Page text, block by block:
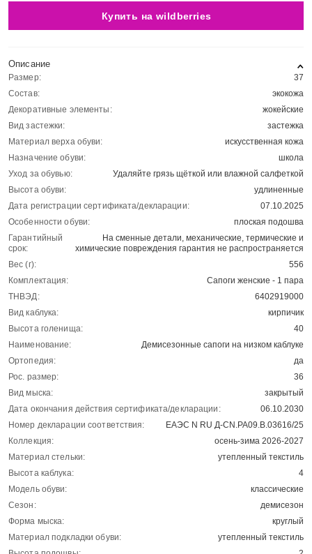
Купить на wildberries
Описание
Размер:
37
Состав:
экокожа
Декоративные элементы:
жокейские
Вид застежки:
застежка
Материал верха обуви:
искусственная кожа
Назначение обуви:
школа
Уход за обувью:
Удаляйте грязь щёткой или влажной салфеткой
Высота обуви:
удлиненные
Дата регистрации сертификата/декларации:
07.10.2025
Особенности обуви:
плоская подошва
Гарантийный
срок:
На сменные детали, механические, термические и
химические повреждения гарантия не распространяется
Вес (г):
556
Комплектация:
Сапоги женские - 1 пара
ТНВЭД:
6402919000
Вид каблука:
кирпичик
Высота голенища:
40
Наименование:
Демисезонные сапоги на низком каблуке
Ортопедия:
да
Рос. размер:
36
Вид мыска:
закрытый
Дата окончания действия сертификата/декларации:
06.10.2030
Номер декларации соответствия:
ЕАЭС N RU Д-CN.РА09.В.03616/25
Коллекция:
осень-зима 2026-2027
Материал стельки:
утепленный текстиль
Высота каблука:
4
Модель обуви:
классические
Сезон:
демисезон
Форма мыска:
круглый
Материал подкладки обуви:
утепленный текстиль